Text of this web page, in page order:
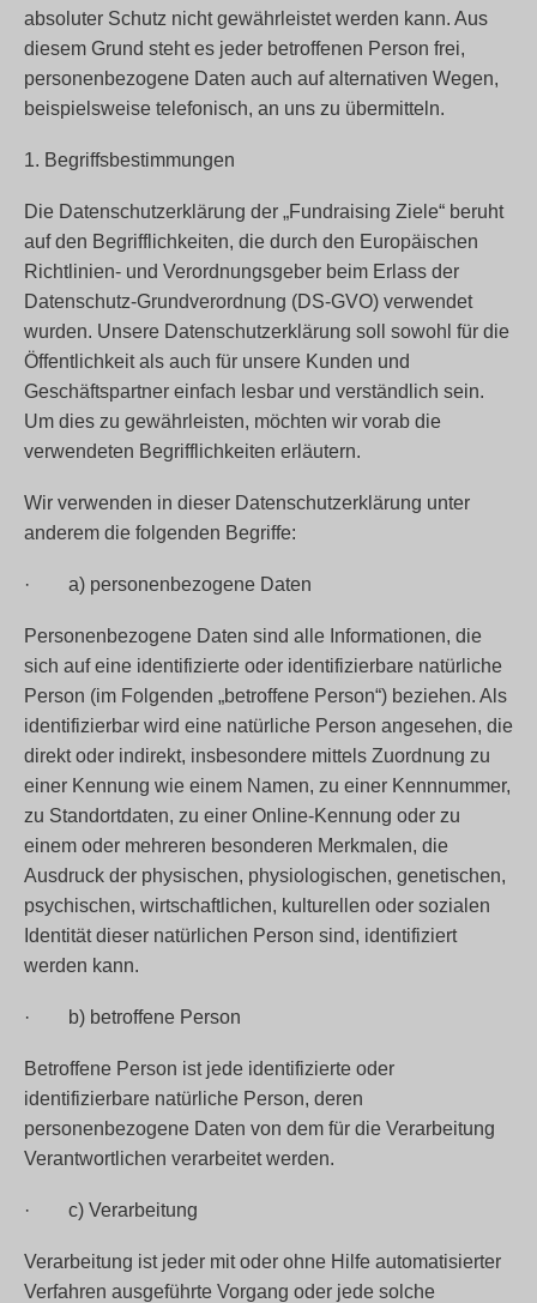
absoluter Schutz nicht gewährleistet werden kann. Aus
diesem Grund steht es jeder betroffenen Person frei,
personenbezogene Daten auch auf alternativen Wegen,
beispielsweise telefonisch, an uns zu übermitteln.
1. Begriffsbestimmungen
Die Datenschutzerklärung der „Fundraising Ziele“ beruht
auf den Begrifflichkeiten, die durch den Europäischen
Richtlinien- und Verordnungsgeber beim Erlass der
Datenschutz-Grundverordnung (DS-GVO) verwendet
wurden. Unsere Datenschutzerklärung soll sowohl für die
Öffentlichkeit als auch für unsere Kunden und
Geschäftspartner einfach lesbar und verständlich sein.
Um dies zu gewährleisten, möchten wir vorab die
verwendeten Begrifflichkeiten erläutern.
Wir verwenden in dieser Datenschutzerklärung unter
anderem die folgenden Begriffe:
· a) personenbezogene Daten
Personenbezogene Daten sind alle Informationen, die
sich auf eine identifizierte oder identifizierbare natürliche
Person (im Folgenden „betroffene Person“) beziehen. Als
identifizierbar wird eine natürliche Person angesehen, die
direkt oder indirekt, insbesondere mittels Zuordnung zu
einer Kennung wie einem Namen, zu einer Kennnummer,
zu Standortdaten, zu einer Online-Kennung oder zu
einem oder mehreren besonderen Merkmalen, die
Ausdruck der physischen, physiologischen, genetischen,
psychischen, wirtschaftlichen, kulturellen oder sozialen
Identität dieser natürlichen Person sind, identifiziert
werden kann.
· b) betroffene Person
Betroffene Person ist jede identifizierte oder
identifizierbare natürliche Person, deren
personenbezogene Daten von dem für die Verarbeitung
Verantwortlichen verarbeitet werden.
· c) Verarbeitung
Verarbeitung ist jeder mit oder ohne Hilfe automatisierter
Verfahren ausgeführte Vorgang oder jede solche